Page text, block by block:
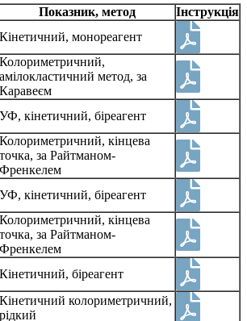
Показник, метод
Інструкція
Кінетичний, монореагент
Колориметричний,
амілокластичний метод, за
Каравеєм
УФ, кінетичний, біреагент
Колориметричний, кінцева
точка, за Райтманом-
Френкелем
УФ, кінетичний, біреагент
Колориметричний, кінцева
точка, за Райтманом-
Френкелем
Кінетичний, біреагент
Кінетичний колориметричний,
рідкий